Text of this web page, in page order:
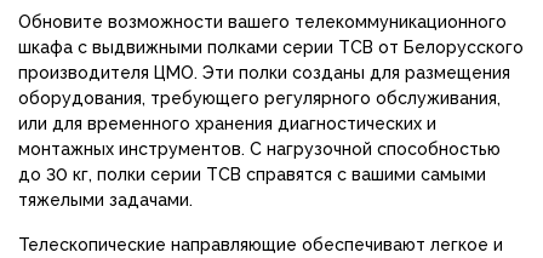
Обновите возможности вашего телекоммуникационного
шкафа с выдвижными полками серии ТСВ от Белорусского
производителя ЦМО. Эти полки созданы для размещения
оборудования, требующего регулярного обслуживания,
или для временного хранения диагностических и
монтажных инструментов. С нагрузочной способностью
до 30 кг, полки серии ТСВ справятся с вашими самыми
тяжелыми задачами.
Телескопические направляющие обеспечивают легкое и